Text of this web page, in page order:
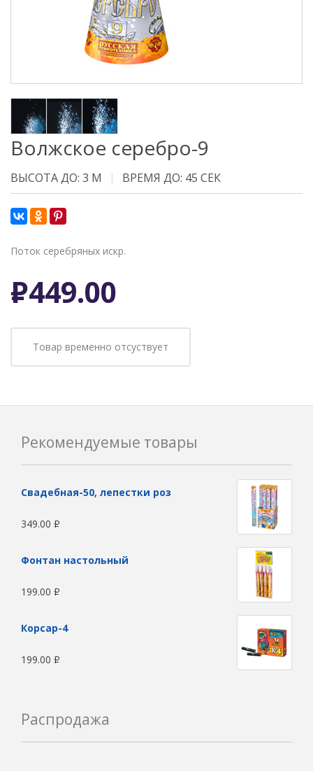
Волжское серебро-9
ВЫСОТА ДО: 3 М ВРЕМЯ ДО: 45 СЕК
Поток серебряных искр.
Р449.00
Товар временно отсуствует
Рекомендуемые товары
Свадебная-50, лепестки роз
349.00 Р
Фонтан настольный
199.00 Р
Корсар-4
199.00 Р
Распродажа